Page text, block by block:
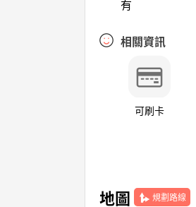
有
相關資訊
可刷卡
地圖 規劃路線